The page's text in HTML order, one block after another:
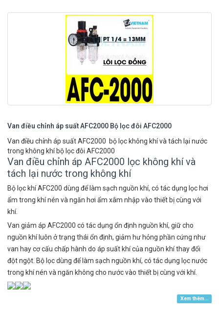
Van điều chỉnh áp suất AFC2000 Bộ lọc đôi AFC2000
Van điều chỉnh áp suất AFC2000 bộ lọc không khí và tách lại nước
trong không khí bộ lọc đôi AFC2000
Van điều chỉnh áp AFC2000 lọc không khí và
tách lại nước trong không khí
Bộ lọc khí AFC200 dùng để làm sạch nguồn khí, có tác dụng lọc hơi
ẩm trong khí nén và ngăn hơi ẩm xâm nhập vào thiết bị cùng với
khí.
Van giảm áp AFC2000 có tác dụng ổn định nguồn khí, giữ cho
nguồn khí luôn ở trạng thái ổn định, giảm hư hỏng phần cứng như
van hay cơ cấu chấp hành do áp suất khí của nguồn khí thay đổi
đột ngột. Bộ lọc dùng để làm sạch nguồn khí, có tác dụng lọc nước
trong khí nén và ngăn không cho nước vào thiết bị cùng với khí.
Xem thêm...